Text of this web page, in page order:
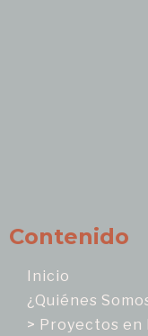
Contenido
Inicio
¿Quiénes
> Proyectos en